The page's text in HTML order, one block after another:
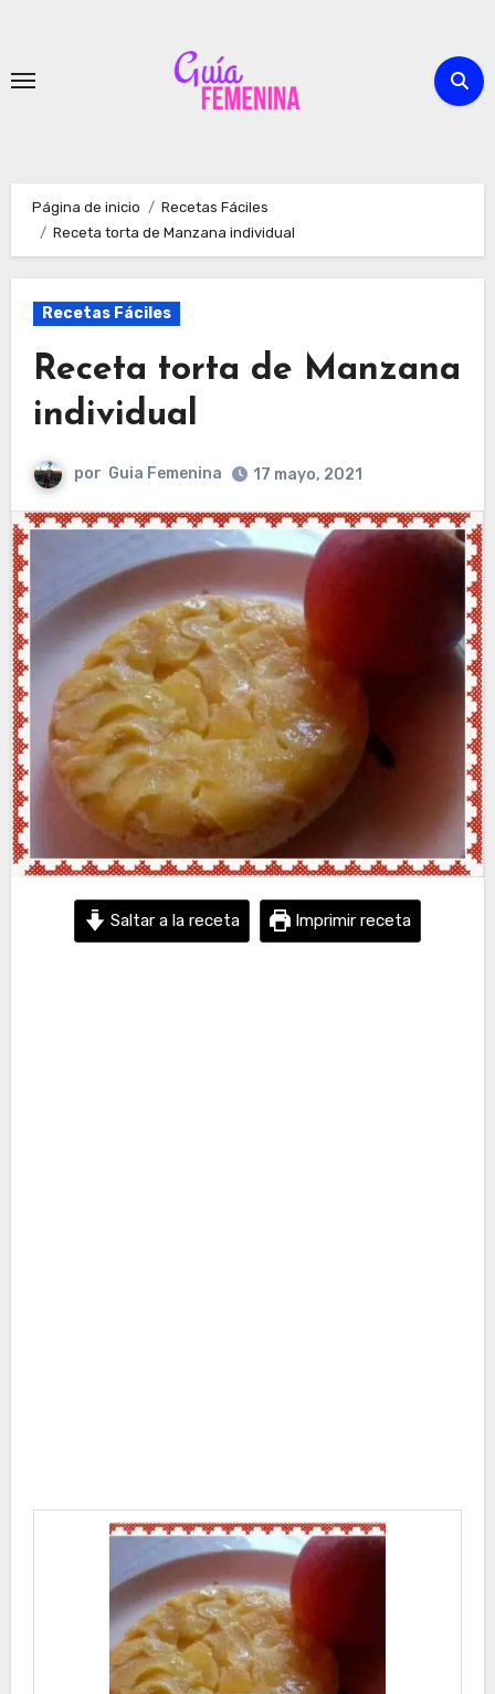
contenido
Página de inicio
Recetas Fáciles
Receta torta de Manzana individual
Recetas Fáciles
Receta torta de Manzana
individual
por Guia Femenina 17 mayo, 2021
Saltar a la receta Imprimir receta